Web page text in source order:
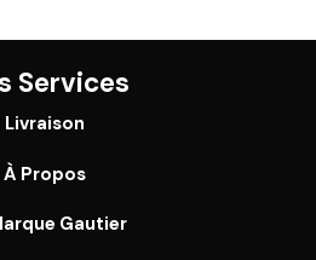
Services
Livraison
À Propos
Gautier